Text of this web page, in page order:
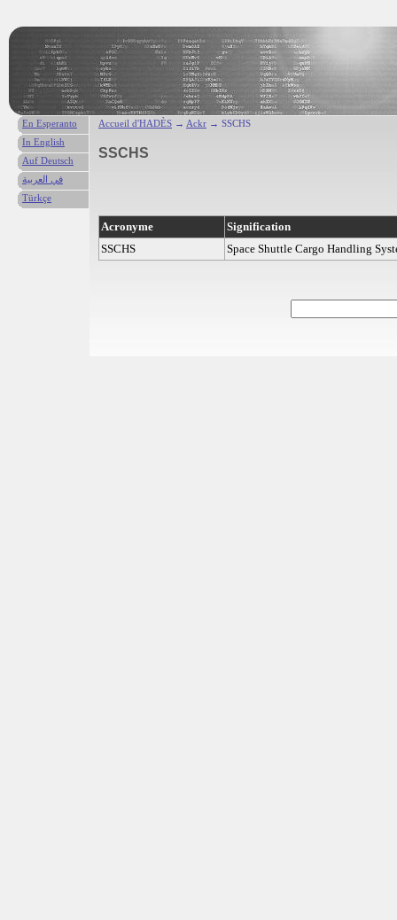
Accueil d'HADÈS → Ackr → SSCHS
SSCHS
Acronyme
Signification
SSCHS
Space Shuttle Cargo Handling
En Esperanto
In English
Auf Deutsch
في العربية
Türkçe